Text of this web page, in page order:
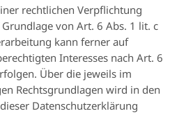
rechtlichen Verpflichtung
von Art. 6 Abs. 1 lit. c
kann ferner auf
Interesses nach Art. 6
Über die jeweils im
Rechtsgrundlagen wird in den
Datenschutzerklärung